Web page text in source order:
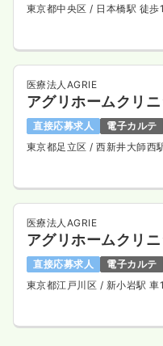
東京都中央区/ 日本橋駅 徒歩
医療法人AGRIE
アグリホームクリ
直接応募求人
電子カルテ
東京都足立区/ 西新井大師西
医療法人AGRIE
アグリホームクリ
直接応募求人
電子カルテ
東京都江戸川区 / 新小岩駅 車